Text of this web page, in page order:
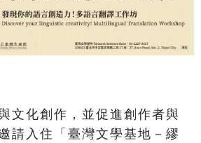
文化創作，並促進創作者與
請入住「臺灣文學基地－繆